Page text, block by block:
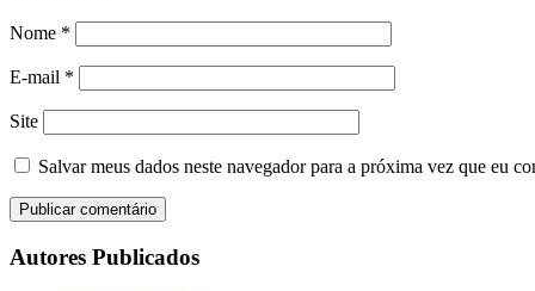
Nome *
E-mail *
Site
Salvar meus dados neste navegador para a próxima vez que eu
Autores Publicados